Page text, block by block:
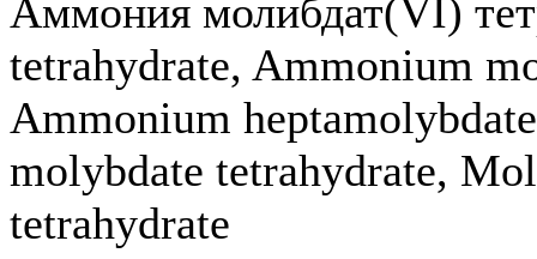
Аммония молибдат(VI)
tetrahydrate, Ammonium
Ammonium
molybdate tetrahydrate,
tetrahydrate